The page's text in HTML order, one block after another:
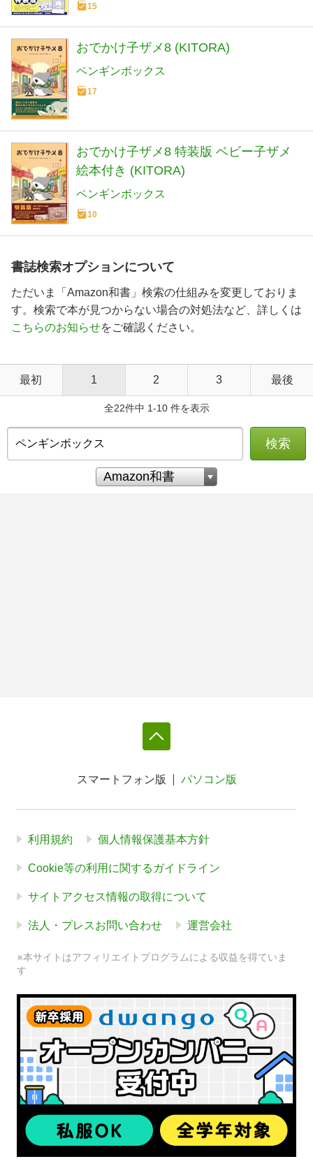
15
おでかけ子ザメ8 (KITORA)
ペンギンボックス
17
おでかけ子ザメ8 特装版 ベビー子ザメ
絵本付き (KITORA)
ペンギンボックス
10
書誌検索オプションについて
ただいま「Amazon和書」検索の仕組みを変更しておりま
す。検索で本が見つからない場合の対処法など、詳しくは
こちらのお知らせをご確認ください。
最初 1 2 3 最後
全22件中 1-10 件を表示
検索
スマートフォン版 パソコン版
利用規約 個人情報保護基本方針
Cookie等の利用に関するガイドライン
サイトアクセス情報の取得について
法人・プレスお問い合わせ 運営会社
※本サイトはアフィリエイトプログラムによる収益を得ていま
す